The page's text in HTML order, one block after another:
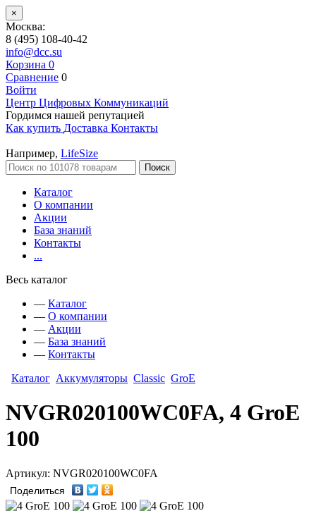
×
Москва:
8 (495) 108-40-42
info@dcc.su
Корзина 0
Сравнение 0
Войти
Центр Цифровых Коммуникаций
Гордимся нашей репутацией
Как купить Доставка Контакты
Например, LifeSize
Поиск
Каталог
О компании
Акции
База знаний
Контакты
...
Весь каталог
— Каталог
— О компании
— Акции
— База знаний
— Контакты
Каталог Аккумуляторы Classic GroE
NVGR020100WC0FA, 4 GroE
100
Артикул: NVGR020100WC0FA
Поделиться